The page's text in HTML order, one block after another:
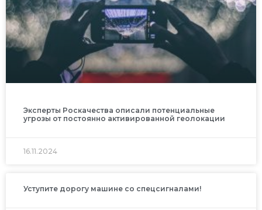
Эксперты Роскачества описали потенциальные
угрозы от постоянно активированной геолокации
16.11.2024
Уступите дорогу машине со спецсигналами!